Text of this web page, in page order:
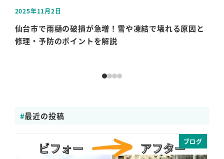
投稿日
2025年11月2日
仙台市で雨樋の破損が急増！雪や凍結で壊れる原因と
修理・予防のポイントを解説
最近の投稿
ブログ